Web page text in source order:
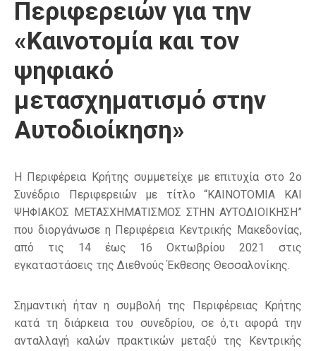
Περιφερειών για την
«Καινοτομία και τον
ψηφιακό
μετασχηματισμό στην
Αυτοδιοίκηση»
Η Περιφέρεια Κρήτης συμμετείχε με επιτυχία στο 2ο
Συνέδριο Περιφερειών με τίτλο “ΚΑΙΝΟΤΟΜΙΑ ΚΑΙ
ΨΗΦΙΑΚΟΣ ΜΕΤΑΣΧΗΜΑΤΙΣΜΟΣ ΣΤΗΝ ΑΥΤΟΔΙΟΙΚΗΣΗ”
που διοργάνωσε η Περιφέρεια Κεντρικής Μακεδονίας,
από τις 14 έως 16 Οκτωβρίου 2021 στις
εγκαταστάσεις της Διεθνούς Έκθεσης Θεσσαλονίκης.
Σημαντική ήταν η συμβολή της Περιφέρειας Κρήτης
κατά τη διάρκεια του συνεδρίου, σε ό,τι αφορά την
ανταλλαγή καλών πρακτικών μεταξύ της Κεντρικής